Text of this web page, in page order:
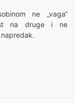
ne „vaga“
na druge i ne